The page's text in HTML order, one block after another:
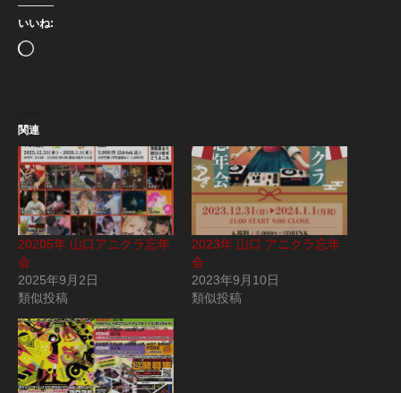
いいね:
読
関連
20205年 山口アニクラ忘年
会
2025年9月2日
類似投稿
2023年 山口 アニクラ忘年
会
2023年9月10日
類似投稿